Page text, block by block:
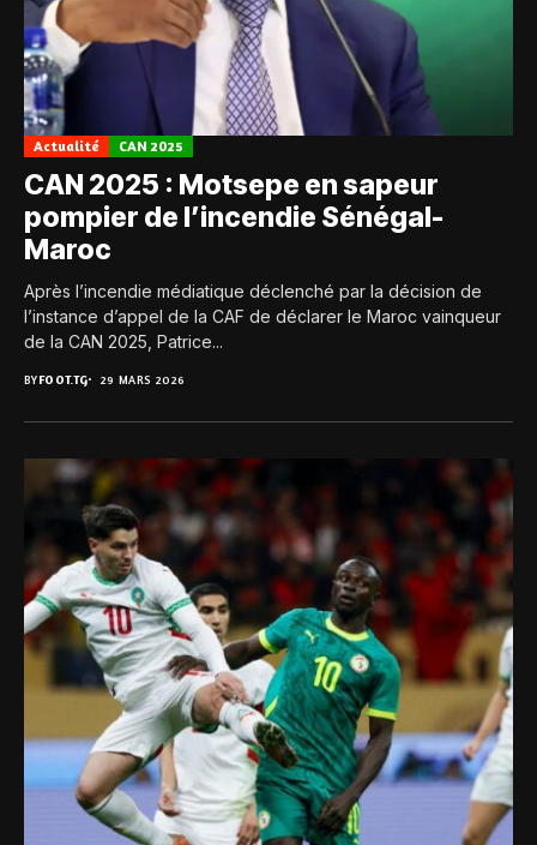
Actualité CAN 2025
CAN 2025 : Motsepe en sapeur
pompier de l’incendie Sénégal-
Maroc
Après l’incendie médiatique déclenché par la décision de
l’instance d’appel de la CAF de déclarer le Maroc vainqueur
de la CAN 2025, Patrice...
BYFOOT.TG 29 MARS 2026